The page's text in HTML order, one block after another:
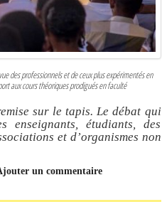
des professionnels et de ceux plus expérimentés en
aux cours théoriques prodigués en faculté
sur le tapis. Le débat qui
étudiants, des
et d’organismes non
un commentaire